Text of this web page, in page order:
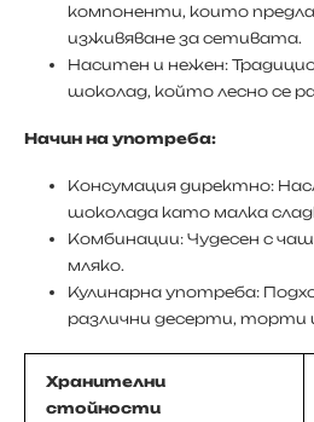
компоненти, които
изживяване за сетивата.
Наситен и нежен:
шоколад, който лесно се
Начин на употреба:
Консумация директно:
шоколада като малка
Комбинации: Чудесен с
мляко.
Кулинарна употреба:
различни десерти, торти
Хранителни
стойности